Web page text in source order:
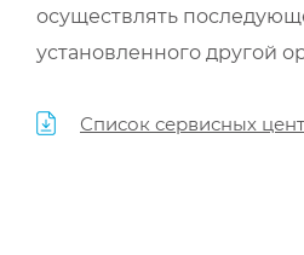
осуществлять
установленного другой
Список сервисных